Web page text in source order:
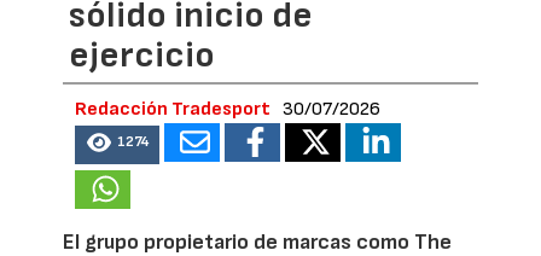
sólido inicio de
ejercicio
Redacción Tradesport 30/07/2026
1274
El grupo propietario de marcas como The